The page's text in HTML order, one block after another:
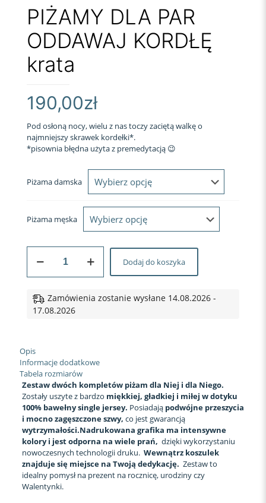
PIŻAMY DLA PAR
ODDAWAJ KORDŁĘ
krata
190,00zł
Pod osłoną nocy, wielu z nas toczy zaciętą walkę o
najmniejszy skrawek kordełki*.
*pisownia błędna użyta z premedytacją 😉
Piżama damska
Piżama męska
PIŻAMY
ODDAWAJ
KORDŁĘ
Dodaj do koszyka
Zamówienia zostanie wysłane 14.08.2026 -
17.08.2026
Opis
Informacje dodatkowe
Tabela rozmiarów
Zestaw dwóch kompletów piżam dla Niej i dla Niego.
Zostały uszyte z bardzo miękkiej, gładkiej i miłej w dotyku
100% bawełny single jersey. Posiadająpodwójne przeszycia
i mocno zagęszczone szwy, co jest gwarancją
wytrzymałości.Nadrukowana grafika ma intensywne
kolory i jest odporna na wiele prań, dzięki wykorzystaniu
nowoczesnych technologii druku. Wewnątrz koszulek
znajduje się miejsce na Twoją dedykację. Zestaw to
idealny pomysł na prezent na rocznicę, urodziny czy
Walentynki.